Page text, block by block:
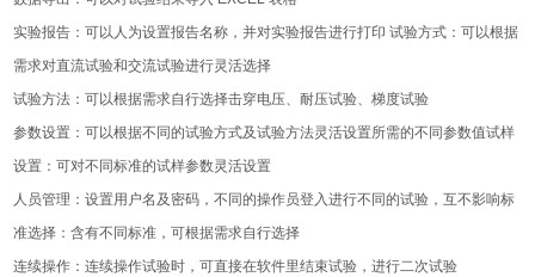
实验报告：可以人为设置报告名称，并对实验报告进行打印 试验方式：可以根据
需求对直流试验和交流试验进行灵活选择
试验方法：可以根据需求自行选择击穿电压、耐压试验、梯度试验
参数设置：可以根据不同的试验方式及试验方法灵活设置所需的不同参数值试样
设置：可对不同标准的试样参数灵活设置
人员管理：设置用户名及密码，不同的操作员登入进行不同的试验，互不影响标
准选择：含有不同标准，可根据需求自行选择
连续操作：连续操作试验时，可直接在软件里结束试验，进行二次试验